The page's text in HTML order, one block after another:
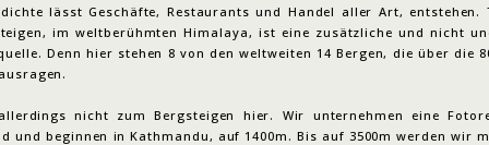
lässt Geschäfte, Restaurants und Handel aller Art, entstehen.
im weltberühmten Himalaya, ist eine zusätzliche und nicht
Denn hier stehen 8 von den weltweiten 14 Bergen, die über die
nicht zum Bergsteigen hier. Wir unternehmen eine
und beginnen in Kathmandu, auf 1400m. Bis auf 3500m werden wir